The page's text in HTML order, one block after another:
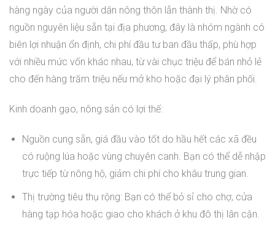
hàng ngày của người dân nông thôn lẫn thành thị. Nhờ có
nguồn nguyên liệu sẵn tại địa phương, đây là nhóm ngành có
biên lợi nhuận ổn định, chi phí đầu tư ban đầu thấp, phù hợp
với nhiều mức vốn khác nhau, từ vài chục triệu để bán nhỏ lẻ
cho đến hàng trăm triệu nếu mở kho hoặc đại lý phân phối.
Kinh doanh gạo, nông sản có lợi thế:
Nguồn cung sẵn, giá đầu vào tốt do hầu hết các xã đều
có ruộng lúa hoặc vùng chuyên canh. Bạn có thể dễ nhập
trực tiếp từ nông hộ, giảm chi phí cho khâu trung gian.
Thị trường tiêu thụ rộng: Bạn có thể bỏ sỉ cho chợ, cửa
hàng tạp hóa hoặc giao cho khách ở khu đô thị lân cận.